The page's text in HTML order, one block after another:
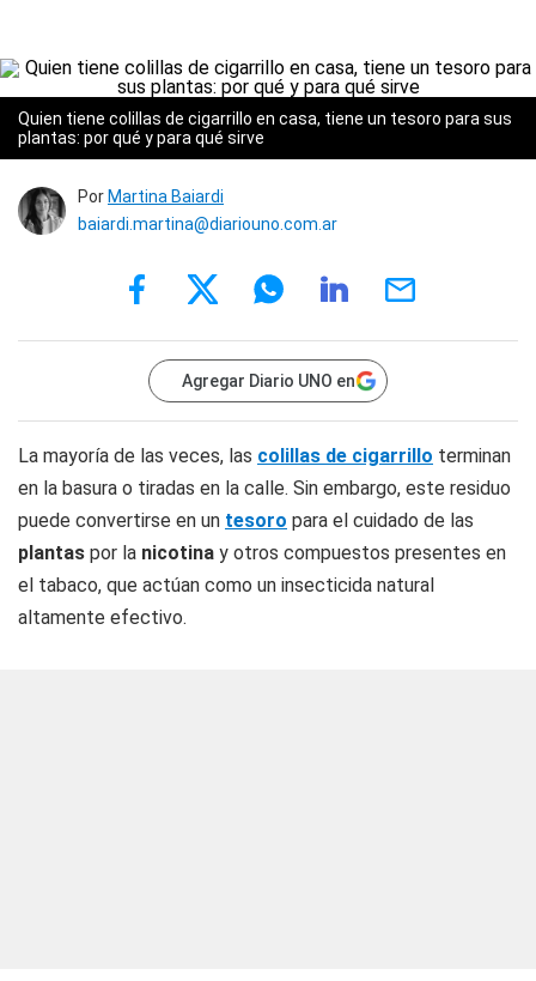
Quien tiene colillas de cigarrillo en casa, tiene un tesoro para sus
plantas: por qué y para qué sirve
Por Martina Baiardi
baiardi.martina@diariouno.com.ar
Agregar Diario UNO en
La mayoría de las veces, las colillas de cigarrillo terminan
en la basura o tiradas en la calle. Sin embargo, este residuo
puede convertirse en un tesoro para el cuidado de las
plantas por la nicotina y otros compuestos presentes en
el tabaco, que actúan como un insecticida natural
altamente efectivo.